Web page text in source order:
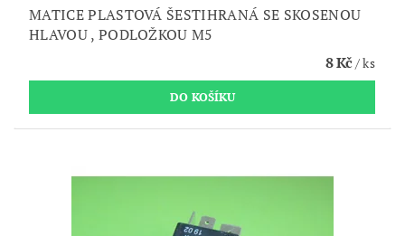
MATICE PLASTOVÁ ŠESTIHRANÁ SE SKOSENOU
HLAVOU , PODLOŽKOU M5
8 Kč/ ks